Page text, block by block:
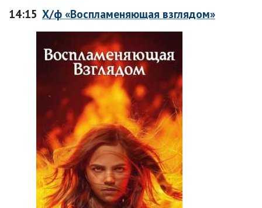
14:15 Х/ф «Воспламеняющая взглядом»